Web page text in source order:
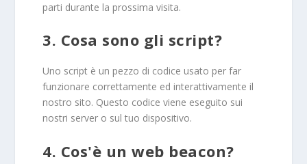
parti durante la prossima visita.
3. Cosa sono gli script?
Uno script è un pezzo di codice usato per far
funzionare correttamente ed interattivamente il
nostro sito. Questo codice viene eseguito sui
nostri server o sul tuo dispositivo.
4. Cos'è un web beacon?